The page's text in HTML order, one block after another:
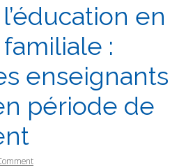
en
:
enseignants
période de